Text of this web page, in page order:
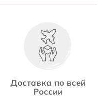
Доставка по всей
России